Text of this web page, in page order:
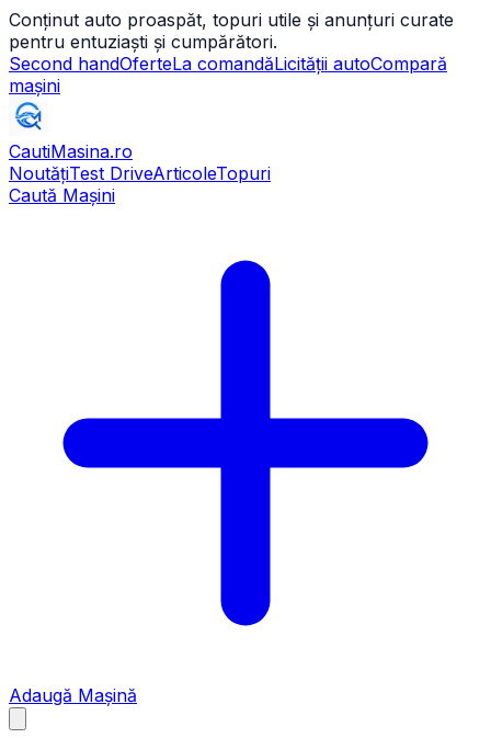
Conținut auto proaspăt, topuri utile și anunțuri curate
pentru entuziaști și cumpărători.
Second handOferteLa comandăLicității autoCompară
mașini
CautiMasina.ro
NoutățiTest DriveArticoleTopuri
Caută Mașini
Adaugă Mașină